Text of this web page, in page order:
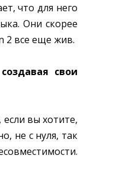
что для него
Они скорее
2 все еще жив.
свои
вы хотите,
не с нуля, так